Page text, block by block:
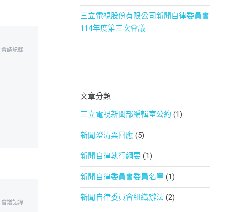
會議記錄
會議記錄
三立電視股份有限公司新聞自律委員會
114年度第三次會議
文章分類
三立電視新聞部編輯室公約 (1)
新聞澄清與回應(5)
新聞自律執行綱要(1)
新聞自律委員會委員名單(1)
新聞自律委員會組織辦法 (2)